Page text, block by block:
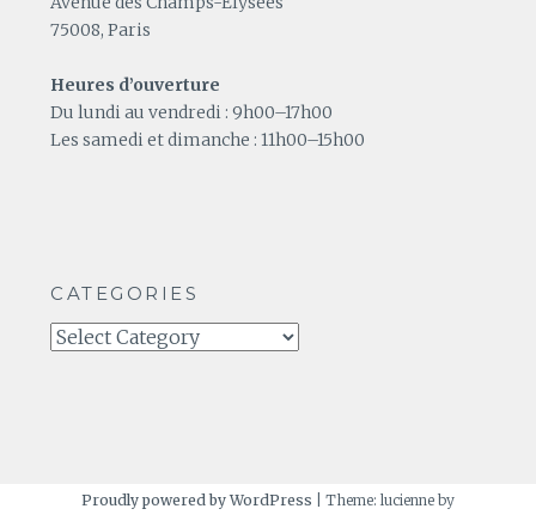
75008, Paris
Heures d’ouverture
Du lundi au vendredi : 9h00–17h00
Les samedi et dimanche : 11h00–15h00
CATEGORIES
Categories
Proudly powered by WordPress Theme: lucienne by